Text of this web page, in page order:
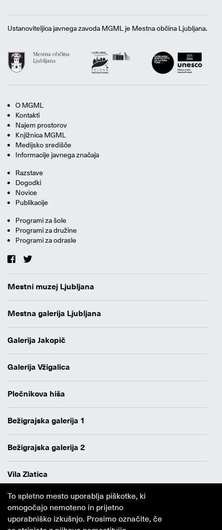
Ustanoviteljica javnega zavoda MGML je Mestna občina Ljubljana.
O MGML
Kontakti
Najem prostorov
Knjižnica MGML
Medijsko središče
Informacije javnega značaja
Razstave
Dogodki
Novice
Publikacije
Programi za šole
Programi za družine
Programi za odrasle
Mestni muzej Ljubljana
Mestna galerija Ljubljana
Galerija Jakopič
Galerija Vžigalica
Plečnikova hiša
Bežigrajska galerija 1
Bežigrajska galerija 2
Vila Zlatica
Varstvo osebnih podatkov
Avtorji
Obvestilo o piškotkih
To spletno mesto uporablja piškotke, ki
omogočajo nemoteno in prijetno
uporabniško izkušnjo. Prosimo označite, če